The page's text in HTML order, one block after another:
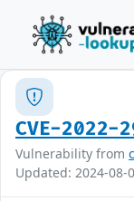
CVE-2022-
Vulnerability from
Updated: 2024-08-